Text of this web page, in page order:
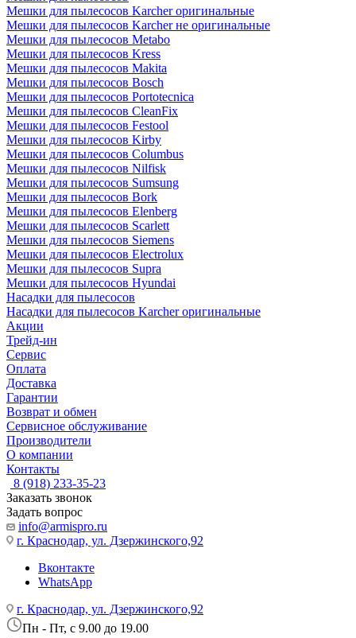
Мешки для пылесосов Karcher оригинальные
Мешки для пылесосов Karcher не оригинальные
Мешки для пылесосов Metabo
Мешки для пылесосов Kress
Мешки для пылесосов Makita
Мешки для пылесосов Bosch
Мешки для пылесосов Portotecnica
Мешки для пылесосов CleanFix
Мешки для пылесосов Festool
Мешки для пылесосов Kirby
Мешки для пылесосов Columbus
Мешки для пылесосов Nilfisk
Мешки для пылесосов Sumsung
Мешки для пылесосов Bork
Мешки для пылесосов Elenberg
Мешки для пылесосов Scarlett
Мешки для пылесосов Siemens
Мешки для пылесосов Electrolux
Мешки для пылесосов Supra
Мешки для пылесосов Hyundai
Насадки для пылесосов
Насадки для пылесосов Karcher оригинальные
Акции
Трейд-ин
Сервис
Оплата
Доставка
Гарантии
Возврат и обмен
Сервисное обслуживание
Производители
О компании
Контакты
8 (918) 233-35-23
Заказать звонок
Задать вопрос
info@armispro.ru
г. Краснодар, ул. Дзержинского,92
Вконтакте
WhatsApp
г. Краснодар, ул. Дзержинского,92
Пн - Пт, c 9.00 до 19.00